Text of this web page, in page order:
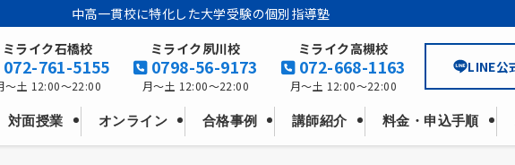
中高一貫校に特化した大学受験の個別指導塾
対面授業 オンライン 合格事例 講師紹介 料金・申込手順
ミライク石橋校
072-761-5155
～土 12:00～22:00
ミライク夙川校
0798-56-9173
月～土 12:00～22:00
ミライク高槻校
072-668-1163
月～土 12:00～22:00
LINE公